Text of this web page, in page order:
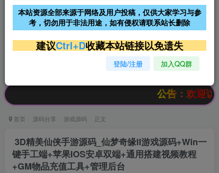
阿里云2核2G200M服务器68元/
年
雨云高防免备案服务器
超低价文字广告位招租 超低价文字广告位招租
超低价文字广告位招租
公告：欢迎访问辰光资源
首页 源码分享 游戏源码 正文
3D精美仙侠手游源码_仙梦奇缘II游戏源码+Win一
键手工端+苹果IOS安卓双端+通用搭建视频教程
+GM物品充值工具+管理后台
本站资源全部来源于网络及用户投稿，仅供大家学习与参
考，切勿用于非法用途，如有侵权请联系站长删除
建议Ctrl+D收藏本站链接以免遗失
登陆/注册 加入QQ群